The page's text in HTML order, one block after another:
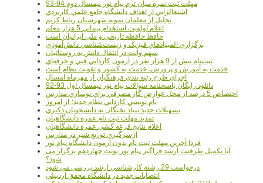
مهلت ثبت نمره میان ترم پیام نور نیمسال دوم 94-93
اشتغالزايي از اهداف دانشگاه جامع علمي کاربردي
تجليل از معلمان نمونه شهرستان رباط کريم
اعلام اولويت استخدام پيماني 5 هزار معلم
حافظ حافظه تاريخي و ملي ايرانيان است
برگزاري المپيادهاي فيزيک و زيست‌شناسي دانش‌آموزي
سهم وانت در انتقال دانش به روستائيان
ثبت‌نام بيش از 9 هزار نفر در آزمون کارداني فني و حرفه‌اي
خدمت به آموزش و پرورش، خدمت به کشور و تقويت نظام است
اجراي طرح رتبه بندي فرهنگيان از مهرماه امسال
دانلود رایگان پاسخنامه سوالات پیام نور نیمسال اول 93-92
اختصاص 5 درصد از محل عوارض گاز مصرفي براي نوسازي مدارس
نام نويسي کارداني نظام جديد؛ از امروز
تسهيلات جديد بنياد نخبگان به دانشجويان دکتري
تمديد مهلت ثبت نام عمره دانشگاهيان
اعلام نتايج قرعه کشي عمره دانشگاهيان
ازسرگيري توزيع شير در مدارس
فردا آخرین مهلت ثبت نام بدون آزمون دانشگاه پیام نور
آیا تکمیل ظرفیت ارشد فراگیر پیام نور نوبت چهاردهم برگزار می
شود؟
درخواست 29 رشته کارشناسي ارشد بررسي مي شود
انتصابات جديد در دانشگاه محقق اردبيلي